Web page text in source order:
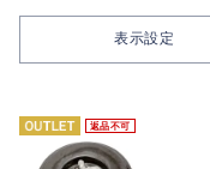
表示設定
返品不可